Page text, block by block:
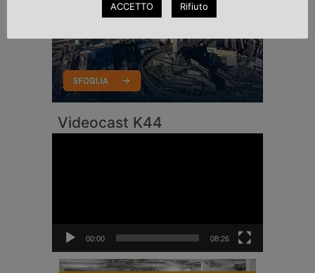
Videocast K44
00:00 08:26
ACCETTO Rifiuto